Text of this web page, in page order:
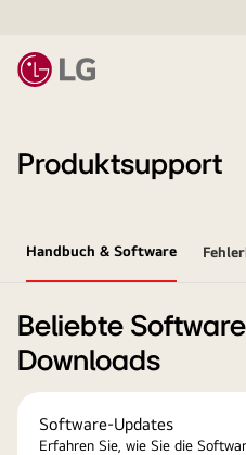
Produktsupport
Handbuch & Software
Beliebte
Downloads
Software-Updates
Erfahren Sie, wie Sie die